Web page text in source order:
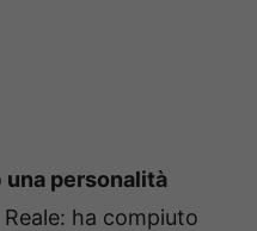
una personalità
ha compiuto